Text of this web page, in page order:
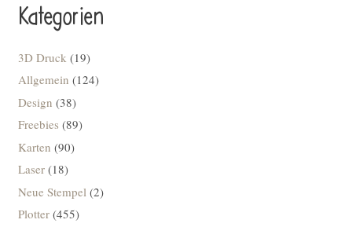
Kategorien
3D Druck (19)
Allgemein (124)
Design (38)
Freebies (89)
Karten (90)
Laser(18)
Neue Stempel (2)
Plotter(455)